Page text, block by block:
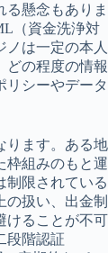
る懸念もありま
（資金洗浄対
は一定の本人
どの程度の情報
リシーやデータ
ります。ある地
枠組みのもと運
制限されている
扱い、出金制
けることが不可
段階認証